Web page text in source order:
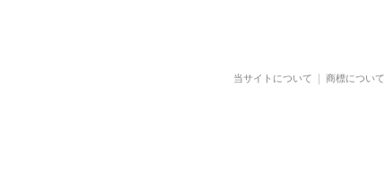
当サイトについて 商標について